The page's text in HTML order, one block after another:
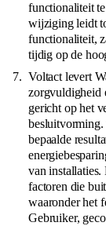
functionaliteit
wijziging leidt
functionaliteit,
tijdig op de
Voltact levert
zorgvuldigheid
gericht op het
besluitvorming.
bepaalde
van
factoren die
waaronder het
Gebruiker,